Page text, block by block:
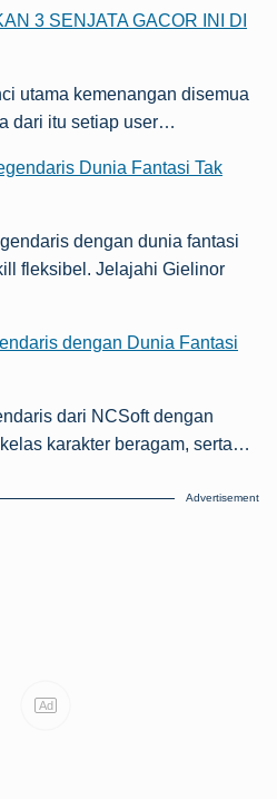
3 SENJATA GACOR INI DI
utama kemenangan disemua
dari itu setiap user…
Dunia Fantasi Tak
dengan dunia fantasi
fleksibel. Jelajahi Gielinor
dengan Dunia Fantasi
dari NCSoft dengan
karakter beragam, serta…
Advertisement
Ad